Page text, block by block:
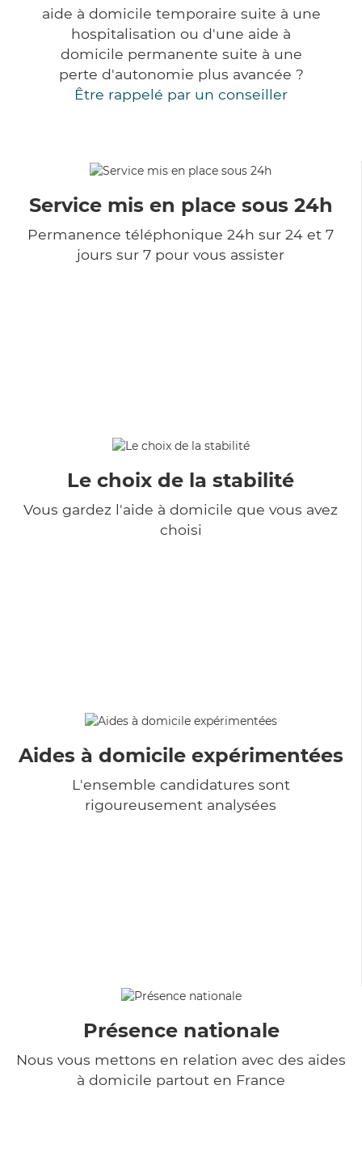
aide à domicile temporaire suite à une
hospitalisation ou d'une aide à
domicile permanente suite à une
perte d'autonomie plus avancée ?
Être rappelé par un conseiller
Service mis en place sous 24h
Permanence téléphonique 24h sur 24 et 7
jours sur 7 pour vous assister
Le choix de la stabilité
Vous gardez l'aide à domicile que vous avez
choisi
Aides à domicile expérimentées
L'ensemble candidatures sont
rigoureusement analysées
Présence nationale
Nous vous mettons en relation avec des aides
à domicile partout en France